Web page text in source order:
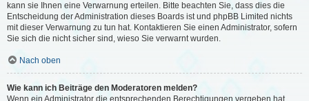
kann sie Ihnen eine Verwarnung erteilen. Bitte beachten Sie, dass dies die
Entscheidung der Administration dieses Boards ist und phpBB Limited nichts
mit dieser Verwarnung zu tun hat. Kontaktieren Sie einen Administrator, sofern
Sie sich die nicht sicher sind, wieso Sie verwarnt wurden.
Nach oben
Wie kann ich Beiträge den Moderatoren melden?
Wenn ein Administrator die entsprechenden Berechtigungen vergeben hat,